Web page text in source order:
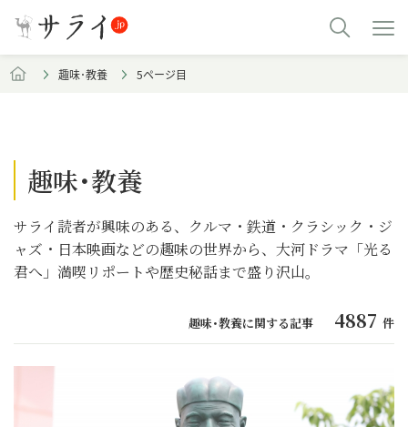
趣味･教養 5ページ目
趣味･教養
サライ読者が興味のある、クルマ・鉄道・クラシック・ジ
ャズ・日本映画などの趣味の世界から、大河ドラマ「光る
君へ」満喫リポートや歴史秘話まで盛り沢山。
趣味･教養に関する記事 4887 件